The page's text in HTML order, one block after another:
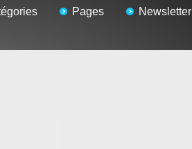
Pages Newsletter